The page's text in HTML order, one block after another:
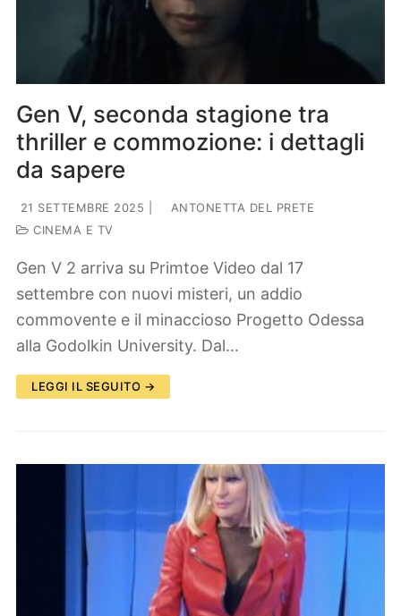
Viaggi
Zodiaco
Gen V, seconda stagione tra
thriller e commozione: i dettagli
da sapere
21 SETTEMBRE 2025
ANTONETTA DEL PRETE
CINEMA E TV
Gen V 2 arriva su Primtoe Video dal 17
settembre con nuovi misteri, un addio
commovente e il minaccioso Progetto Odessa
alla Godolkin University. Dal…
LEGGI IL SEGUITO →